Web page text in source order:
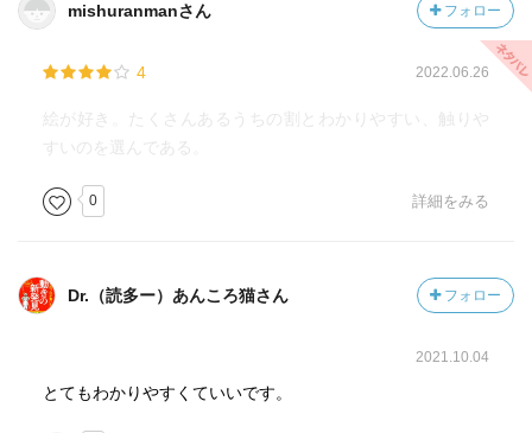
mishuranmanさん フォロー
4 2022.06.26
絵が好き。たくさんあるうちの割とわかりやすい、触りや
すいのを選んである。
0 詳細をみる
Dr.（読多ー）あんころ猫さん フォロー
2021.10.04
とてもわかりやすくていいです。